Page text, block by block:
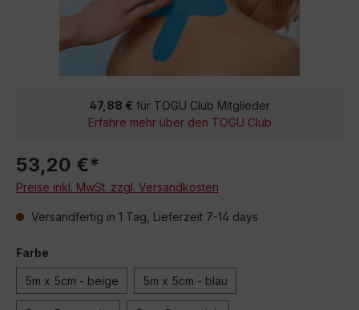
47,88 € für TOGU Club Mitglieder
Erfahre mehr über den TOGU Club
53,20 €*
Preise inkl. MwSt. zzgl. Versandkosten
Versandfertig in 1 Tag, Lieferzeit 7-14 days
Farbe
5m x 5cm - beige 5m x 5cm - blau